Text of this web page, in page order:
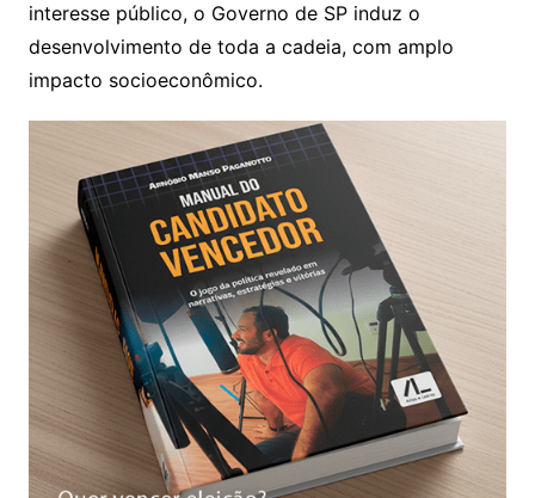
interesse público, o Governo de SP induz o
desenvolvimento de toda a cadeia, com amplo
impacto socioeconômico.